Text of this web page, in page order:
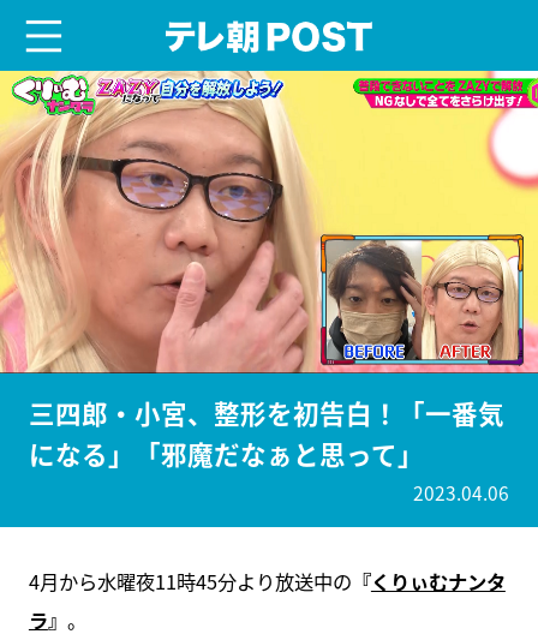
三四郎・小宮、整形を初告白！「一番気
になる」「邪魔だなぁと思って」
2023.04.06
4月から水曜夜11時45分より放送中の 『くりぃむナンタ
ラ』 。